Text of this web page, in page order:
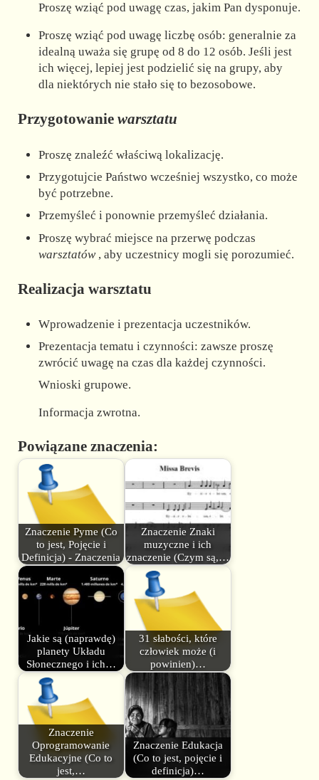
Proszę wziąć pod uwagę czas, jakim Pan dysponuje.
Proszę wziąć pod uwagę liczbę osób: generalnie za
idealną uważa się grupę od 8 do 12 osób. Jeśli jest
ich więcej, lepiej jest podzielić się na grupy, aby
dla niektórych nie stało się to bezosobowe.
Przygotowanie warsztatu
Proszę znaleźć właściwą lokalizację.
Przygotujcie Państwo wcześniej wszystko, co może
być potrzebne.
Przemyśleć i ponownie przemyśleć działania.
Proszę wybrać miejsce na przerwę podczas
warsztatów, aby uczestnicy mogli się porozumieć.
Realizacja warsztatu
Wprowadzenie i prezentacja uczestników.
Prezentacja tematu i czynności: zawsze proszę
zwrócić uwagę na czas dla każdej czynności.
Wnioski grupowe.
Informacja zwrotna.
Powiązane znaczenia:
Znaczenie Pyme (Co
to jest, Pojęcie i
Definicja) - Znaczenia
Znaczenie Znaki
muzyczne i ich
znaczenie (Czym są,…
Jakie są (naprawdę)
planety Układu
Słonecznego i ich…
31 słabości, które
człowiek może (i
powinien)…
Znaczenie
Oprogramowanie
Edukacyjne (Co to
jest,…
Znaczenie Edukacja
(Co to jest, pojęcie i
definicja)…